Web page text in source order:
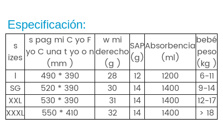
Especificación:
s
izes
spag mi C yoF
yoC una tyoon
(mm )
wmi
derecho
(g )
SAP
(g)
Absorbencia
(ml)
bebé
peso
(kg )
l
490 * 390 28 12 1200
6-11
SG
520 * 390 30 14 1400
9-14
XXL
530 * 390 31 14 1400
12-17
XXXL
550 * 410 32 14 1400 > 18